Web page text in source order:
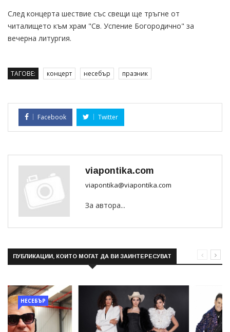
След концерта шествие със свещи ще тръгне от
читалището към храм "Св. Успение Бoгородично" за
вечерна литургия.
ТАГОВЕ: концерт несебър празник
Facebook Twitter
viapontika.com
viapontika@viapontika.com
За автора...
ПУБЛИКАЦИИ, КОИТО МОГАТ ДА ВИ ЗАИНТЕРЕСУВАТ
НЕСЕБЪР